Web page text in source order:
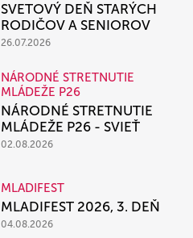
SVETOVÝ DEŇ STARÝCH
RODIČOV A SENIOROV
26.07.2026
NÁRODNÉ STRETNUTIE
MLÁDEŽE P26
NÁRODNÉ STRETNUTIE
MLÁDEŽE P26 - SVIEŤ
02.08.2026
MLADIFEST
MLADIFEST 2026, 3. DEŇ
04.08.2026